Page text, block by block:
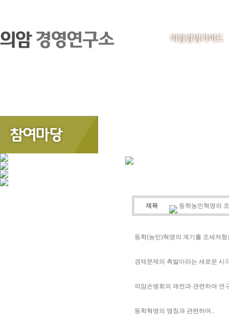
의암경영가이드
제목 동학농민혁명의
동학(농민)혁명의 계기를 조세저
경제문제의 촉발이라는 새로운 시
의암손병희의 재전과 관련하여 연
동학혁명의 명칭과 관련하여..